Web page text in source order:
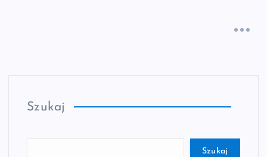
Szukaj
Szukaj